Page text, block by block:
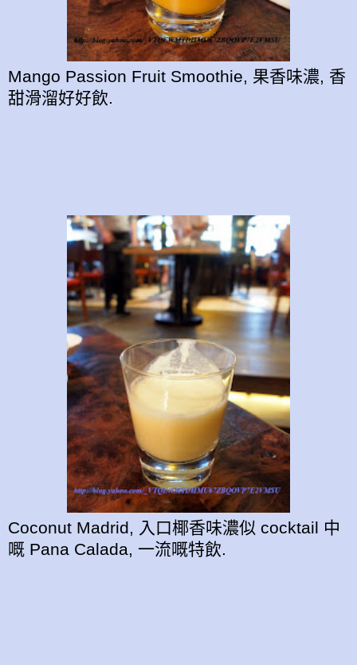
Mango Passion Fruit Smoothie, 果香味濃, 香
甜滑溜好好飲.
Coconut Madrid, 入口椰香味濃似 cocktail 中
嘅 Pana Calada, 一流嘅特飲.